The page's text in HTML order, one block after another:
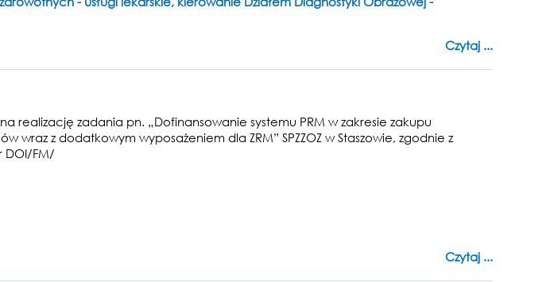
Czytaj ...
realizację zadania pn. „Dofinansowanie systemu PRM w zakresie zakupu
wraz z dodatkowym wyposażeniem dla ZRM” SPZZOZ w Staszowie, zgodnie z
DOI/FM/
Czytaj ...